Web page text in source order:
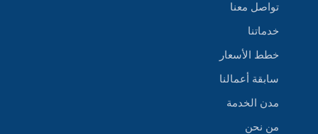
تواصل معنا
خدماتنا
خطط الأسعار
سابقة أعمالنا
مدن الخدمة
من نحن